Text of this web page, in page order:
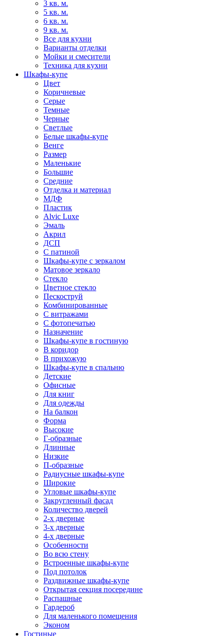
3 кв. м.
5 кв. м.
6 кв. м.
9 кв. м.
Все для кухни
Варианты отделки
Мойки и смесители
Техника для кухни
Шкафы-купе
Цвет
Коричневые
Серые
Темные
Черные
Светлые
Белые шкафы-купе
Венге
Размер
Маленькие
Большие
Средние
Отделка и материал
МДФ
Пластик
Alvic Luxe
Эмаль
Акрил
ДСП
С патиной
Шкафы-купе с зеркалом
Матовое зеркало
Стекло
Цветное стекло
Пескоструй
Комбинированные
С витражами
С фотопечатью
Назначение
Шкафы-купе в гостиную
В коридор
В прихожую
Шкафы-купе в спальню
Детские
Офисные
Для книг
Для одежды
На балкон
Форма
Высокие
Г-образные
Длинные
Низкие
П-образные
Радиусные шкафы-купе
Широкие
Угловые шкафы-купе
Закругленный фасад
Количество дверей
2-х дверные
3-х дверные
4-х дверные
Особенности
Во всю стену
Встроенные шкафы-купе
Под потолок
Раздвижные шкафы-купе
Открытая секция посередине
Распашные
Гардероб
Для маленького помещения
Эконом
Гостиные